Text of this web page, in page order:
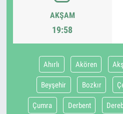
AKŞAM
19:58
Ahırlı Akören
Beyşehir Bozkır
Çumra Derbent